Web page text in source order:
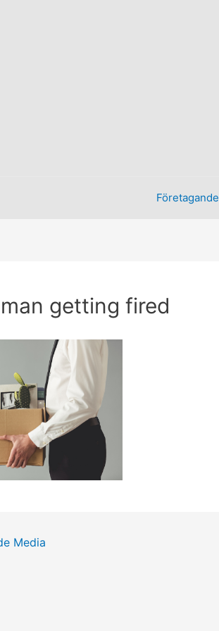
Företagande
getting fired
Media